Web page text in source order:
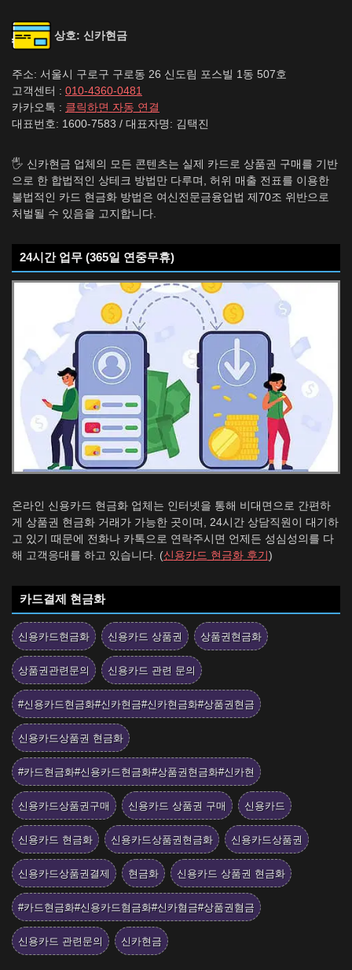
상호: 신카현금
주소: 서울시 구로구 구로동 26 신도림 포스빌 1동 507호
고객센터 : 010-4360-0481
카카오톡 : 클릭하면 자동 연결
대표번호: 1600-7583 / 대표자명: 김택진
🖐️ 신카현금 업체의 모든 콘텐츠는 실제 카드로 상품권 구매를 기반
으로 한 합법적인 상테크 방법만 다루며, 허위 매출 전표를 이용한
불법적인 카드 현금화 방법은 여신전문금융업법 제70조 위반으로
처벌될 수 있음을 고지합니다.
24시간 업무 (365일 연중무휴)
온라인 신용카드 현금화 업체는 인터넷을 통해 비대면으로 간편하
게 상품권 현금화 거래가 가능한 곳이며, 24시간 상담직원이 대기하
고 있기 때문에 전화나 카톡으로 연락주시면 언제든 성심성의를 다
해 고객응대를 하고 있습니다. (신용카드 현금화 후기 )
카드결제 현금화
신용카드현금화 신용카드 상품권 상품권현금화
상품권관련문의 신용카드 관련 문의
#신용카드현금화#신카현금#신카현금화#상품권현금
신용카드상품권 현금화
#카드현금화#신용카드현금화#상품권현금화#신카현
신용카드상품권구매 신용카드 상품권 구매 신용카드
신용카드 현금화 신용카드상품권현금화 신용카드상품권
신용카드상품권결제 현금화 신용카드 상품권 현금화
#카드현금화#신용카드혐금화#신카혐금#상품권혐금
신용카드 관련문의 신카현금